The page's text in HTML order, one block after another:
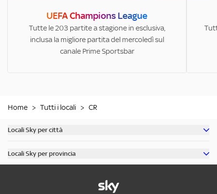
UEFA Champions League
Tutte le 203 partite a stagione in esclusiva,
inclusa la migliore partita del mercoledì sul
canale Prime Sportsbar
Home > Tutti i locali > CR
Locali Sky per città
Scopri tutti i bar di Roma
Locali Sky per provincia
Scopri tutti i bar in provincia di Milano
Scopri tutti i bar in provincia di Roma